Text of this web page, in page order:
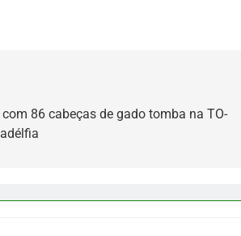
86 cabeças de gado tomba na TO-